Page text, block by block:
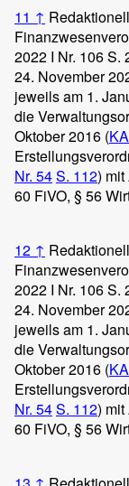
11 ↑
2022 I Nr. 106 S.
24. November
jeweils am 1.
die
Oktober 2016 (
Nr. 54S. 112)
60 FiVO, § 56
12 ↑
2022 I Nr. 106 S.
24. November
jeweils am 1.
die
Oktober 2016 (
Nr. 54S. 112)
60 FiVO, § 56